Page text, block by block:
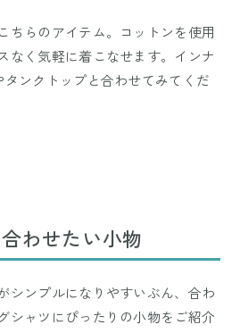
ちらのアイテム。コットンを使用
なく気軽に着こなせます。インナ
ンクトップと合わせてみてくだ
わせたい小物
シンプルになりやすいぶん、合わ
シャツにぴったりの小物をご紹介